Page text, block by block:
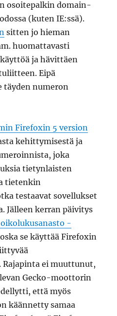
osoitepalkin domain-
(kuten IE:ssä).
sitten jo hieman
huomattavasti
ja hävittäen
Eipä
täyden numeron
Firefoxin 5 version
kehittymisestä ja
joka
tietynlaisten
tietenkin
testaavat sovellukset
Jälleen kerran päivitys
-
se käyttää Firefoxin
ei muuttunut,
Gecko-moottorin
että myös
käännetty samaa